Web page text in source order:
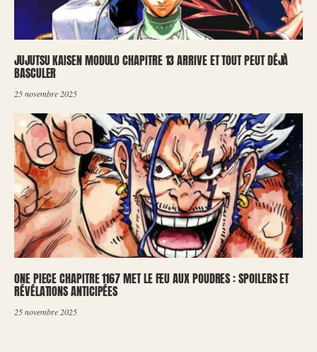
JUJUTSU KAISEN MODULO CHAPITRE 13 ARRIVE ET TOUT PEUT DÉJÀ
BASCULER
25 novembre 2025
ONE PIECE CHAPITRE 1167 MET LE FEU AUX POUDRES : SPOILERS ET
RÉVÉLATIONS ANTICIPÉES
25 novembre 2025